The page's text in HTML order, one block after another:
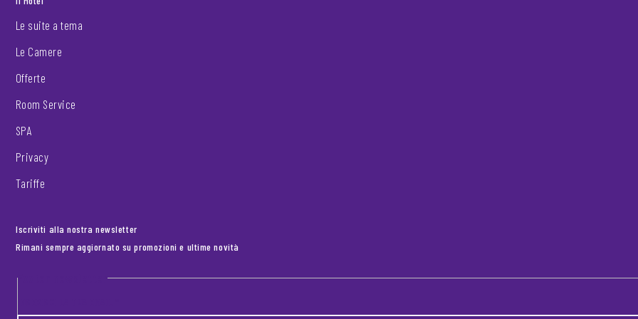
Le suite a tema
Le Camere
Offerte
Room Service
SPA
Privacy
Tariffe
Iscriviti alla nostra newsletter
Rimani sempre aggiornato su promozioni e ultime novità
Footer newsletter